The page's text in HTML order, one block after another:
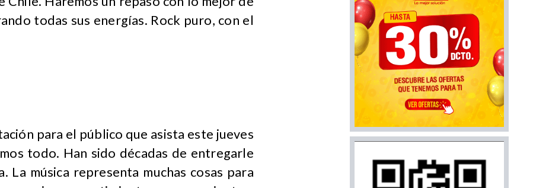
todas sus energías. Rock puro, con el
para el público que asista este jueves
todo. Han sido décadas de entregarle
La música representa muchas cosas para